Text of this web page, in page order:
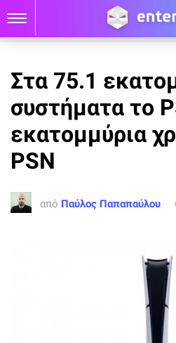
Στα 75.1
συστήματα το
εκατομμύρια
PSN
από Παύλος Παπαπαύλου